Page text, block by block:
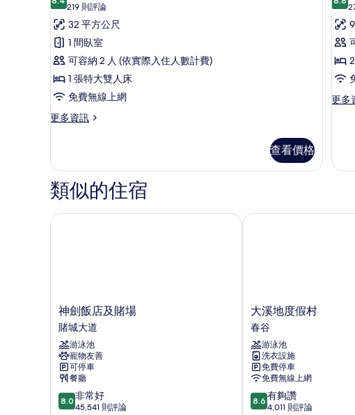
房
篩
選
條
件
開
放
式
套
房,
1
張
雙
人
床,
簡
所
有
相
片
8.4 分，滿分 10 分
219 則評論
(219
則
評
論)
32 平方公尺
1 間臥室
可容納 2 人 (依實際入住人數計費)
1 張特大雙人床
免費無線上網
更多資訊
更
式
套
房,
張
易
廚
房
詳
查看價格
套
房,
2
間
臥
室,
所
8.8
更多
更
間
臥
房
類似的住宿
神
劍
飯
店
及
賭
場
賭
城
神劍飯店及賭場
賭城大道
游泳池
寵物友善
可停車
餐廳
8.0
分，
8.0 非常好
45,541 則評論
神劍飯店及賭場
大
溪
地
度
假
村
春
谷
大溪地度假村
春谷
游泳池
洗衣設施
免費停車
免費無線上網
8.6
分，
8.6 有夠讚
4,011 則評論
大溪地度假村